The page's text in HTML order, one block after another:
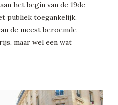
het begin van de 19de
publiek toegankelijk.
de meest beroemde
maar wel een wat